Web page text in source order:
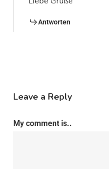
Antworten
Leave a Reply
My comment is..